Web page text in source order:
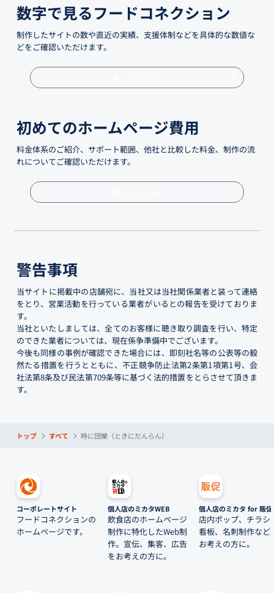
数字で見るフードコネクション
制作したサイトの数や直近の実績、支援体制などを具体的な数値な
どをご確認いただけます。
初めてのホームページ費用
料金体系のご紹介、サポート範囲、他社と比較した料金、制作の流
れについてご確認いただけます。
警告事項
当サイトに掲載中の店舗宛に、当社又は当社関係業者と装って連絡
をとり、営業活動を行っている業者がいるとの報告を受けておりま
す。
当社といたしましては、全てのお客様に聴き取り調査を行い、特定
のできた業者については、現在係争準備中でございます。
今後も同様の事例が確認できた場合には、即刻社名等の公表等の毅
然たる措置を行うとともに、不正競争防止法第2条第1項第1号、会
社法第8条及び民法第709条等に基づく法的措置をとらさせて頂きま
す。
トップ すべて 時に団欒（ときにだんらん）
コーポレートサイト
フードコネクションの
ホームページです。
個人店のミカタWEB
飲食店のホームページ
制作に特化したWeb制
作。宣伝、集客、広告
をお考えの方に。
個人店のミカタ for 販促
店内ポップ、チラシ
看板、名刺制作など
お考えの方に。